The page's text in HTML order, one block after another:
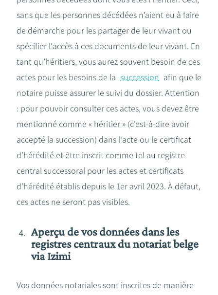
sans que les personnes décédées n’aient eu à faire
de démarche pour les partager de leur vivant ou
spécifier l'accès à ces documents de leur vivant. En
tant qu’héritiers, vous aurez souvent besoin de ces
actes pour les besoins de la succession afin que le
notaire puisse assurer le suivi du dossier. Attention
: pour pouvoir consulter ces actes, vous devez être
mentionné comme « héritier » (c'est-à-dire avoir
accepté la succession) dans l'acte ou le certificat
d’hérédité et être inscrit comme tel au registre
central successoral pour les actes et certificats
d’hérédité établis depuis le 1er avril 2023. À défaut,
ces actes ne seront pas visibles.
Aperçu de vos données dans les
registres centraux du notariat belge
via Izimi
Vos données notariales sont inscrites de manière